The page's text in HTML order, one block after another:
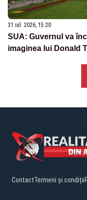
31 iul. 2026, 15:20
SUA: Guvernul va
imaginea lui Donald
ContactTermeni și condiții